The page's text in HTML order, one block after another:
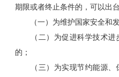
期限或者终止条件的，可以出台
（一）为维护国家安全和发
（二）为促进科学技术进
的；
（三）为实现节约能源、